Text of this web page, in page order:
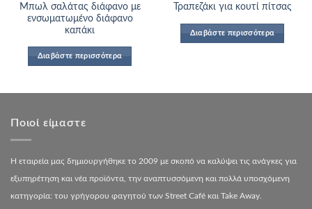
Μπωλ σαλάτας διάφανο με
ενσωματωμένο διάφανο
καπάκι
Διαβάστε περισσότερα
Τραπεζάκι για κουτί πίτσας
Διαβάστε περισσότερα
Ποιοί είμαστε
Η εταιρεία μας δημιουργήθηκε το 2009 με σκοπό να καλύψει τις ανάγκες για
εξυπηρέτηση και νέα προϊόντα, την αναπτυσσόμενη και πολλά υποσχόμενη
κατηγορία: του γρήγορου φαγητού των Street Café και Take Away.